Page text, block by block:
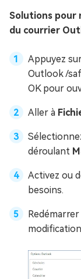
Solutions pour
du courrier
Appuyez
Outlook /
OK pour
Aller à
déroulant
Activez ou
besoins.